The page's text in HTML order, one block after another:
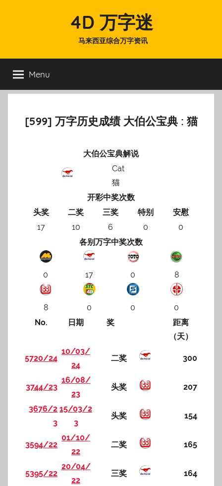
4D 万字迷
马来西亚综合万字资讯
Menu
[599] 万字历史成绩 大伯公宝典 : 猫
大伯公宝典解说
Cat
猫
开彩中奖次数
头奖
二奖 三奖 特别
安慰
17
10 6 0
0
各别万字中奖次数
0 17 0 8
8 0 0
0
No.
日期 奖
距离
（天）
5720/24
10/03/
24
二奖 300
3744/23
16/08/
23
头奖 207
3676/2
3
15/03/2
3
头奖 154
3594/22
01/10/
22
二奖 165
5395/22
20/04/
22
三奖 164